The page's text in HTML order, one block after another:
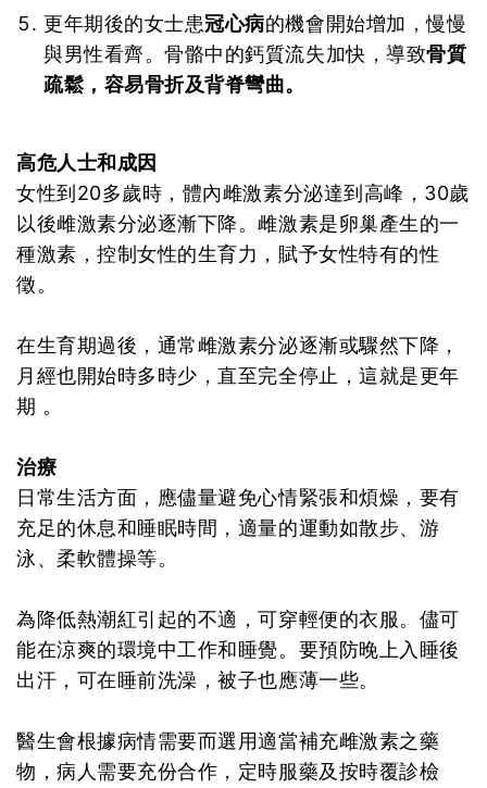
更年期後的女士患冠心病的機會開始增加，慢慢
與男性看齊。骨骼中的鈣質流失加快，導致骨質
疏鬆，容易骨折及背脊彎曲。
高危人士和成因
女性到20多歲時，體內雌激素分泌達到高峰，30歲
以後雌激素分泌逐漸下降。雌激素是卵巢產生的一
種激素，控制女性的生育力，賦予女性特有的性
徵。
在生育期過後，通常雌激素分泌逐漸或驟然下降，
月經也開始時多時少，直至完全停止，這就是更年
期 。
治療
日常生活方面，應儘量避免心情緊張和煩燥，要有
充足的休息和睡眠時間，適量的運動如散步、游
泳、柔軟體操等。
為降低熱潮紅引起的不適，可穿輕便的衣服。儘可
能在涼爽的環境中工作和睡覺。要預防晚上入睡後
出汗，可在睡前洗澡，被子也應薄一些。
醫生會根據病情需要而選用適當補充雌激素之藥
物，病人需要充份合作，定時服藥及按時覆診檢